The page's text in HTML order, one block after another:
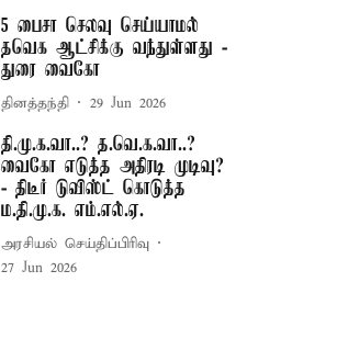
5 பைசா செலவு செய்யாமல்
தவெக ஆட்சிக்கு வந்துள்ளது -
துரை வைகோ
தினத்தந்தி 29 Jun 2026
தி.மு.க.வா..? த.வெ.க.வா..?
வைகோ எடுத்த அதிரடி முடிவு?
- திடீர் டுவிஸ்ட் கொடுத்த
ம.தி.மு.க. எம்.எல்.ஏ.
அரசியல் செய்திப்பிரிவு
27 Jun 2026